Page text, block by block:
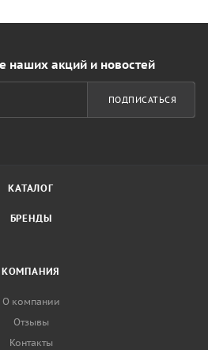
наших акций и новостей
ПОДПИСАТЬСЯ
КАТАЛОГ
БРЕНДЫ
КОМПАНИЯ
О компании
Отзывы
Контакты